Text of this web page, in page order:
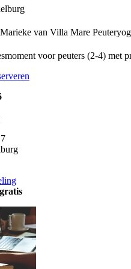
van Villa Mare
voor peuters (2-4) met
gratis